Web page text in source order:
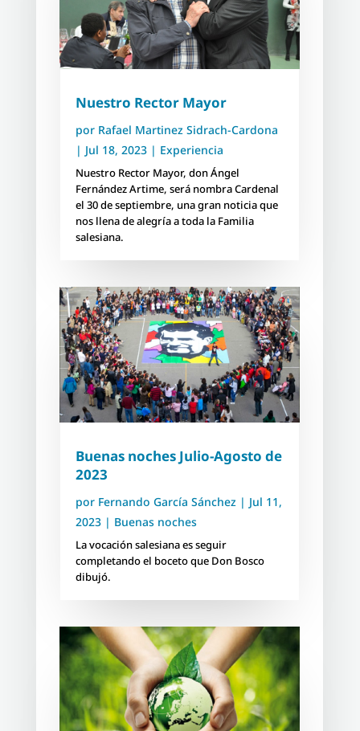
Nuestro Rector Mayor
por Rafael Martinez Sidrach-Cardona
| Jul 18, 2023| Experiencia
Nuestro Rector Mayor, don Ángel
Fernández Artime, será nombra Cardenal
el 30 de septiembre, una gran noticia que
nos llena de alegría a toda la Familia
salesiana.
Buenas noches Julio-Agosto de
2023
por Fernando García Sánchez | Jul 11,
2023| Buenas noches
La vocación salesiana es seguir
completando el boceto que Don Bosco
dibujó.